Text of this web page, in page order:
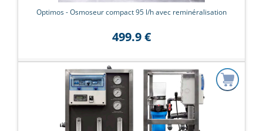
Optimos - Osmoseur compact 95 l/h avec reminéralisation
499.9 €